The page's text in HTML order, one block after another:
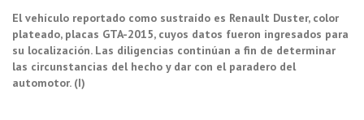
El vehículo reportado como sustraído es Renault Duster, color
plateado, placas GTA-2015, cuyos datos fueron ingresados para
su localización. Las diligencias continúan a fin de determinar
las circunstancias del hecho y dar con el paradero del
automotor. (I)